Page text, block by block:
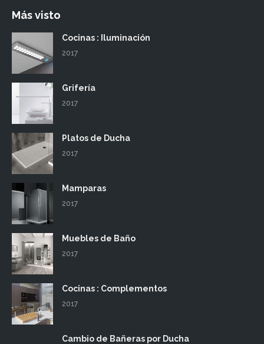
Más visto
Cocinas : Iluminación
2017
Grifería
2017
Platos de Ducha
2017
Mamparas
2017
Muebles de Baño
2017
Cocinas : Complementos
2017
Cambio de Bañeras por Ducha